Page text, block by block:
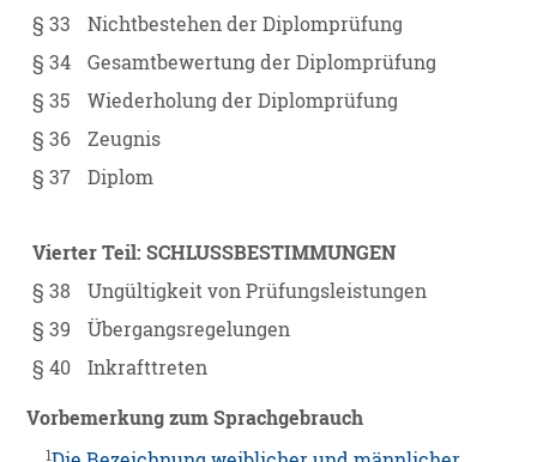
§ 33
Nichtbestehen der Diplomprüfung
§ 34
Gesamtbewertung der Diplomprüfung
§ 35
Wiederholung der Diplomprüfung
§ 36
Zeugnis
§ 37
Diplom
Vierter Teil: SCHLUSSBESTIMMUNGEN
§ 38
Ungültigkeit von Prüfungsleistungen
§ 39
Übergangsregelungen
§ 40
Inkrafttreten
Vorbemerkung zum Sprachgebrauch
1